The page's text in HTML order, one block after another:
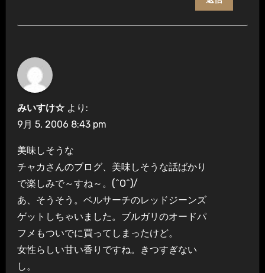
みいすけ☆ より:
9月 5, 2006 8:43 pm
美味しそうな
チャカさんのブログ、美味しそうな話ばかり
で楽しみで～すね～。(^O^)/
あ、そうそう。ベルサーチのレッドジーンズ
ゲットしちゃいました。ブルガリのオードパ
フメもついでに買ってしまったけど。
女性らしい甘い香りですね。きつすぎない
し。